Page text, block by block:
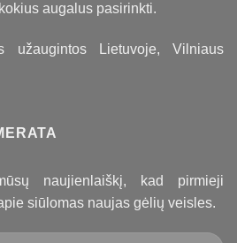
augalus pasirinkti.
užaugintos Lietuvoje, Vilniaus
naujienlaiškį, kad pirmieji
siūlomas naujas gėlių veisles.